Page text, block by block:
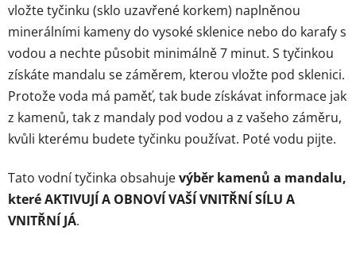
vložte tyčinku (sklo uzavřené korkem) naplněnou
minerálními kameny do vysoké sklenice nebo do karafy s
vodou a nechte působit minimálně 7 minut. S tyčinkou
získáte mandalu se záměrem, kterou vložte pod sklenici.
Protože voda má paměť, tak bude získávat informace jak
z kamenů, tak z mandaly pod vodou a z vašeho záměru,
kvůli kterému budete tyčinku používat. Poté vodu pijte.
Tato vodní tyčinka obsahujevýběr kamenů a mandalu,
které AKTIVUJÍ A OBNOVÍ VAŠÍ VNITŘNÍ SÍLU A
VNITŘNÍ JÁ.